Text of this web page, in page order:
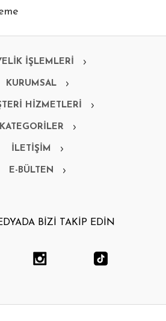
İŞLEMLERİ
KURUMSAL
HİZMETLERİ
KATEGORİLER
İLETİŞİM
E-BÜLTEN
BİZİ TAKİP EDİN